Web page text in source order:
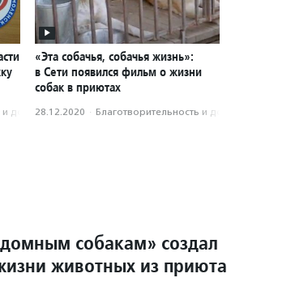
и доброволь­чест­во
«Эта собачья, собачья жизнь»:
в Сети появился фильм о жизни
собак в приютах
28.12.2020 · Благотвори­тель­ность и доброволь­чест­во
собакам» создал
животных из приюта